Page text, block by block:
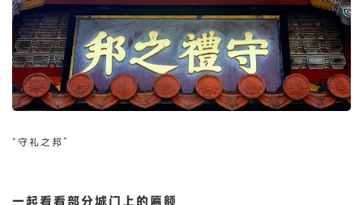
“守礼之邦”
一起看看部分城门上的匾额